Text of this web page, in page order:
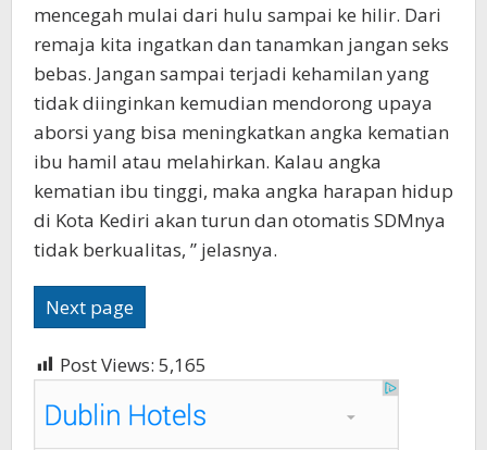
mencegah mulai dari hulu sampai ke hilir. Dari
remaja kita ingatkan dan tanamkan jangan seks
bebas. Jangan sampai terjadi kehamilan yang
tidak diinginkan kemudian mendorong upaya
aborsi yang bisa meningkatkan angka kematian
ibu hamil atau melahirkan. Kalau angka
kematian ibu tinggi, maka angka harapan hidup
di Kota Kediri akan turun dan otomatis SDMnya
tidak berkualitas, ” jelasnya.
Next page
Post Views: 5,165